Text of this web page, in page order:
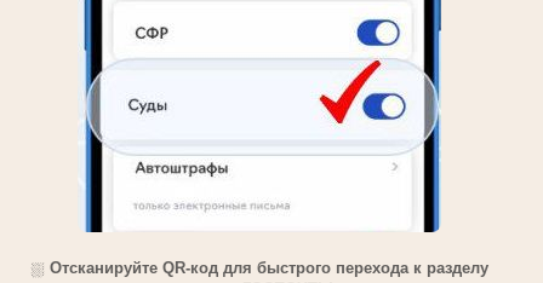
⛆ Отсканируйте QR-код для быстрого перехода к разделу